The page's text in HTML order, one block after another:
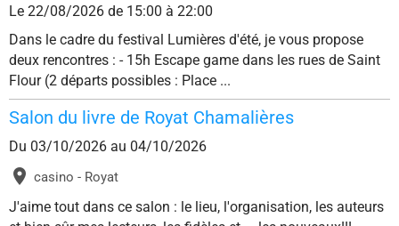
Le 22/08/2026 de 15:00 à 22:00
Dans le cadre du festival Lumières d'été, je vous propose
deux rencontres : - 15h Escape game dans les rues de Saint
Flour (2 départs possibles : Place ...
Salon du livre de Royat Chamalières
Du 03/10/2026 au 04/10/2026
casino - Royat
J'aime tout dans ce salon : le lieu, l'organisation, les auteurs